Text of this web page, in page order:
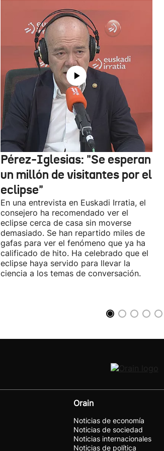
Pérez-Iglesias: "Se esperan
un millón de visitantes por el
eclipse"
En una entrevista en Euskadi Irratia, el
consejero ha recomendado ver el
eclipse cerca de casa sin moverse
demasiado. Se han repartido miles de
gafas para ver el fenómeno que ya ha
calificado de hito. Ha celebrado que el
eclipse haya servido para llevar la
ciencia a los temas de conversación.
Orain
Noticias de economía
Noticias de sociedad
Noticias internacionales
Noticias de política